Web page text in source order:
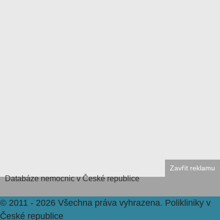
Databázenemocnic v České republice
Zavřít reklamu
© 2011 - 2026 Všechna práva vyhrazena. Polikliniky v
České republice